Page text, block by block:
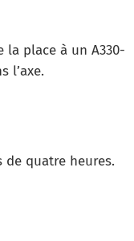
la place à un A330-
l’axe.
de quatre heures.